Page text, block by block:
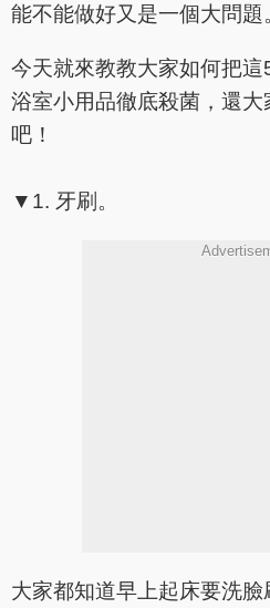
能不能做好又是一個大問題
今天就來教教大家如何把
浴室小用品徹底殺菌，還
吧！
▼1. 牙刷。
大家都知道早上起床要洗